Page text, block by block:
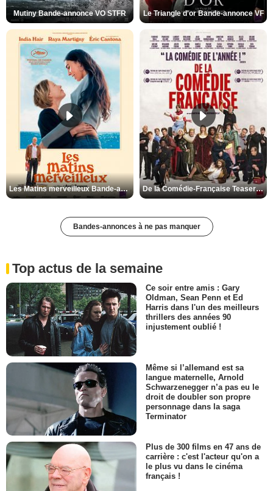
Mutiny Bande-annonce VO STFR Le Triangle d'or Bande-annonce VF
Les Matins merveilleux Bande-annonce VF De la Comédie-Française Teaser VF
Bandes-annonces à ne pas manquer
Top actus de la semaine
Ce soir entre amis : Gary
Oldman, Sean Penn et Ed
Harris dans l'un des meilleurs
thrillers des années 90
injustement oublié !
Même si l’allemand est sa
langue maternelle, Arnold
Schwarzenegger n’a pas eu le
droit de doubler son propre
personnage dans la saga
Terminator
Plus de 300 films en 47 ans de
carrière : c'est l'acteur qu'on a
le plus vu dans le cinéma
français !